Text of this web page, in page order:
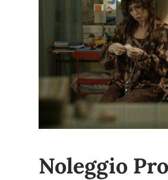
Noleggio